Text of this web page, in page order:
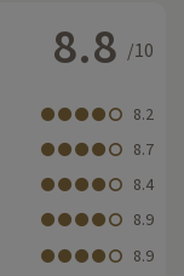
8.8 /10
8.2
8.7
8.4
8.9
8.9